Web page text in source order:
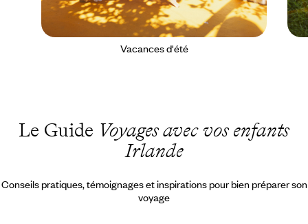
Vacances d'été
Le Guide Voyages avec vos enfants
Irlande
Conseils pratiques, témoignages et inspirations pour bien préparer son
voyage